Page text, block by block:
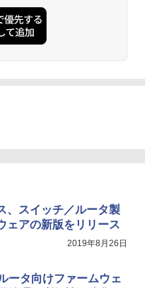
、スイッチ／ルータ製
ェアの新版をリリース
2019年8月26日
ータ向けファームウェ